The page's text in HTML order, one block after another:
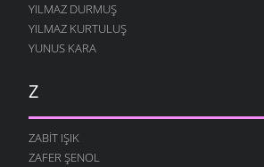
YILMAZ DURMUŞ
YILMAZ KURTULUŞ
YUNUS KARA
Z
ZABIT IŞIK
ZAFER ŞENOL